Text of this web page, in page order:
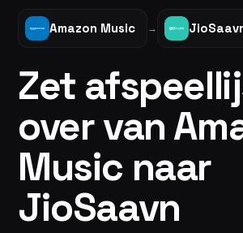
Amazon Music →
Zet
over van
Music naar
JioSaavn